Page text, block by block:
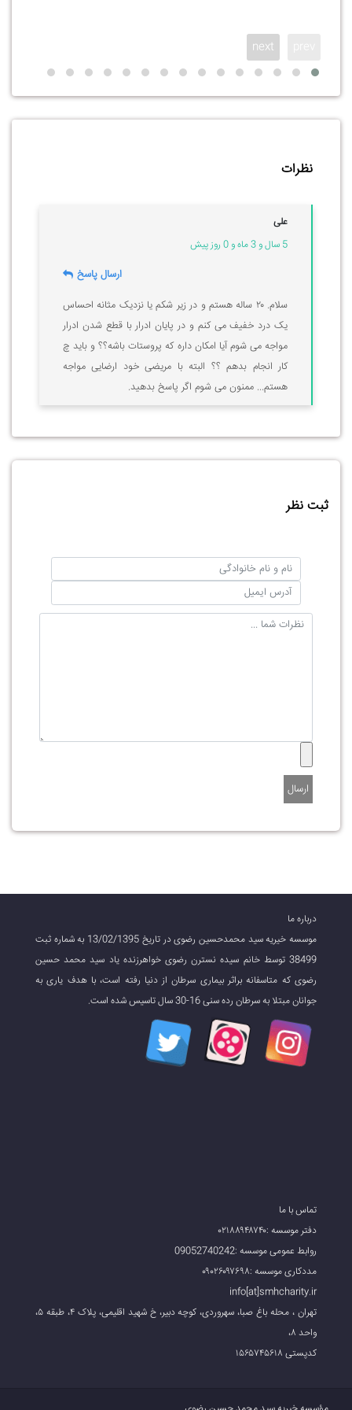
next
نظرات
علی
5 سال و 3 ماه و 0 روز پیش
ارسال پاسخ
سلام. ۲۰ ساله هستم و در زیر شکم یا نزدیک مثانه احساس
یک درد خفیف می کنم و در پایان ادرار با قطع شدن ادرار
مواجه می شوم آیا امکان داره که پروستات باشه؟؟ و باید چ
کار انجام بدهم ؟؟ البته با مریضی خود ارضایی مواجه
هستم... ممنون می شوم اگر پاسخ بدهید.
ثبت نظر
ارسال
درباره ما
موسسه خیریه سید محمدحسین رضوی در تاریخ 13/02/1395 به شماره ثبت
38499 توسط خانم سیده نسترن رضوی خواهرزنده یاد سید محمد حسین
رضوی که متاسفانه براثر بیماری سرطان از دنیا رفته است، با هدف یاری به
جوانان مبتلا به سرطان رده سنی 16-30 سال تاسیس شده است.
تماس با ما
دفتر موسسه :۰۲۱۸۸۹۴۸۷۴۰
روابط عمومی موسسه :09052740242
مددکاری موسسه :۰۹۰۲۶۰۹۷۶۹۸
info[at]smhcharity.ir
تهران ، محله باغ صبا، سهروردی، کوچه دبیر، خ شهید اقلیمی، پلاک ۴، طبقه ۵،
واحد ۸،
کدپستی ۱۵۶۵۷۴۵۶۱۸